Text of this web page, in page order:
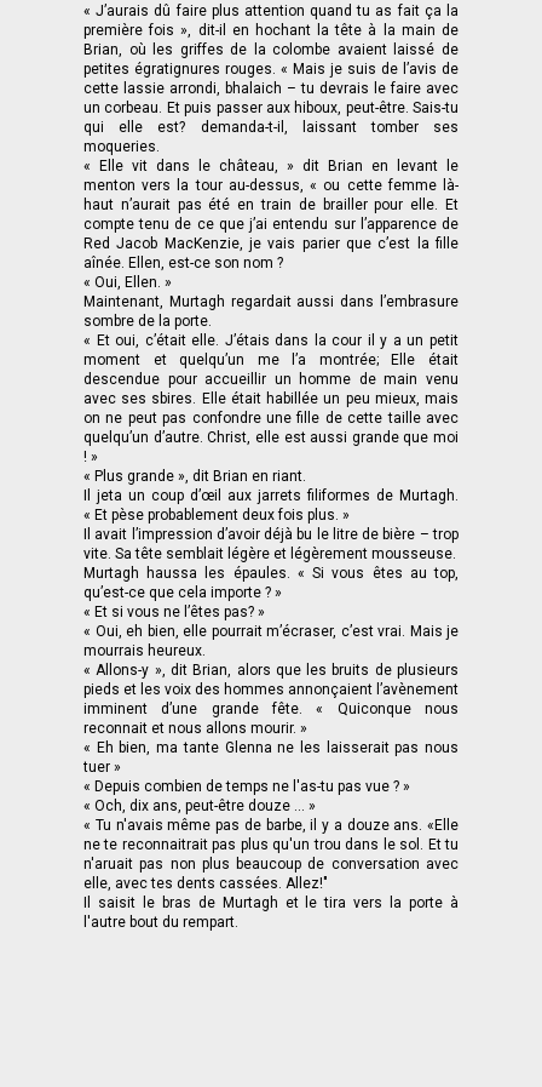
« J’aurais dû faire plus attention quand tu as fait ça la
première fois », dit-il en hochant la tête à la main de
Brian, où les griffes de la colombe avaient laissé de
petites égratignures rouges. « Mais je suis de l’avis de
cette lassie arrondi, bhalaich – tu devrais le faire avec
un corbeau. Et puis passer aux hiboux, peut-être. Sais-tu
qui elle est? demanda-t-il, laissant tomber ses
moqueries.
« Elle vit dans le château, » dit Brian en levant le
menton vers la tour au-dessus, « ou cette femme là-
haut n’aurait pas été en train de brailler pour elle. Et
compte tenu de ce que j’ai entendu sur l’apparence de
Red Jacob MacKenzie, je vais parier que c’est la fille
aînée. Ellen, est-ce son nom ?
« Oui, Ellen. »
Maintenant, Murtagh regardait aussi dans l’embrasure
sombre de la porte.
« Et oui, c’était elle. J’étais dans la cour il y a un petit
moment et quelqu’un me l’a montrée; Elle était
descendue pour accueillir un homme de main venu
avec ses sbires. Elle était habillée un peu mieux, mais
on ne peut pas confondre une fille de cette taille avec
quelqu’un d’autre. Christ, elle est aussi grande que moi
! »
« Plus grande », dit Brian en riant.
Il jeta un coup d’œil aux jarrets filiformes de Murtagh.
« Et pèse probablement deux fois plus. »
Il avait l’impression d’avoir déjà bu le litre de bière – trop
vite. Sa tête semblait légère et légèrement mousseuse.
Murtagh haussa les épaules. « Si vous êtes au top,
qu’est-ce que cela importe ? »
« Et si vous ne l’êtes pas? »
« Oui, eh bien, elle pourrait m’écraser, c’est vrai. Mais je
mourrais heureux.
« Allons-y », dit Brian, alors que les bruits de plusieurs
pieds et les voix des hommes annonçaient l’avènement
imminent d’une grande fête. « Quiconque nous
reconnait et nous allons mourir. »
« Eh bien, ma tante Glenna ne les laisserait pas nous
tuer »
« Depuis combien de temps ne l'as-tu pas vue ? »
« Och, dix ans, peut-être douze ... »
« Tu n'avais même pas de barbe, il y a douze ans. «Elle
ne te reconnaitrait pas plus qu'un trou dans le sol. Et tu
n'aruait pas non plus beaucoup de conversation avec
elle, avec tes dents cassées. Allez!"
Il saisit le bras de Murtagh et le tira vers la porte à
l'autre bout du rempart.